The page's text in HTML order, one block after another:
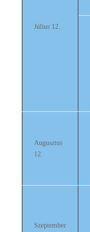
Július 12.
Augusztus
12.
Szeptember